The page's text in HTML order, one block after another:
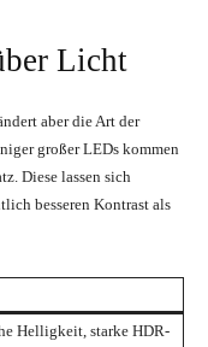
Licht
aber die Art der
großer LEDs kommen
Diese lassen sich
besseren Kontrast als
Helligkeit, starke HDR-